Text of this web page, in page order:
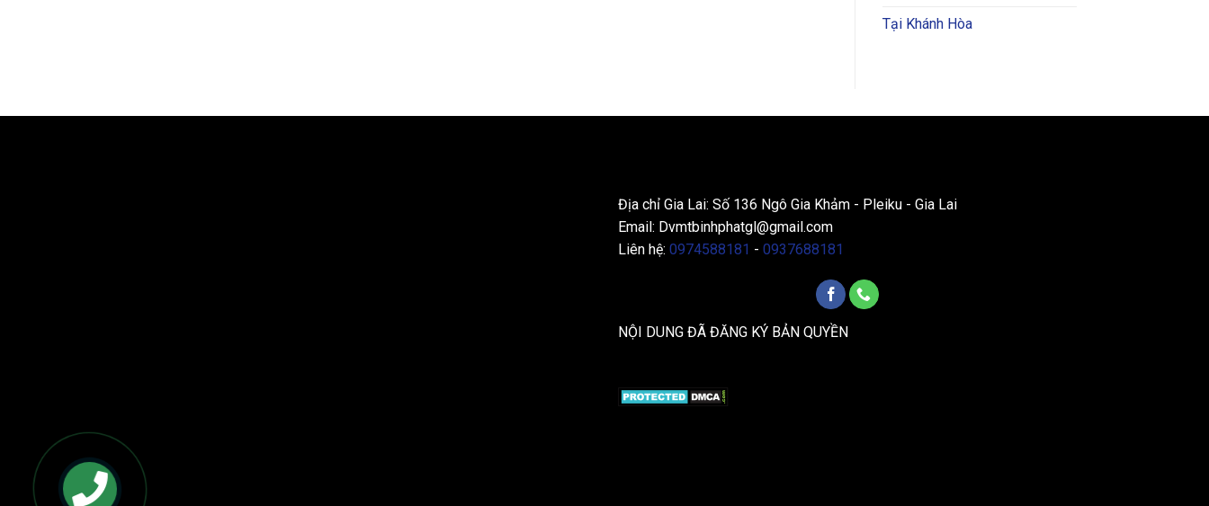
Tại Khánh Hòa
Địa chỉ Gia Lai: Số 136 Ngô Gia Khảm - Pleiku - Gia Lai
Email: Dvmtbinhphatgl@gmail.com
Liên hệ: 0974588181 - 0937688181
NỘI DUNG ĐÃ ĐĂNG KÝ BẢN QUYỀN